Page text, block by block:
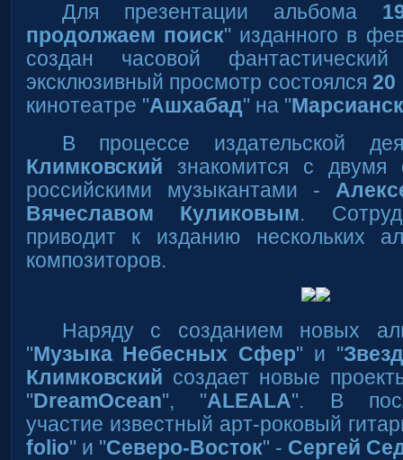
Для презентации альбома
продолжаем поиск" изданного в
создан часовой
эксклюзивный просмотр состоялся20
кинотеатре "Ашхабад" на "
В процессе издательской
Климковский знакомится с двумя
российскими музыкантами -
Вячеславом Куликовым.
приводит к изданию нескольких
композиторов.
Наряду с созданием новых
"Музыка Небесных Сфер" и "
Климковский создает новые
"DreamOcean", "ALEALA". В
участие известный арт-роковый
folio" и "Северо-Восток" - Сергей